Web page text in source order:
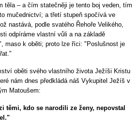
těla – a čím statečněji je tento boj veden, tím
mučednictví; a třetí stupeň spočívá ve
nastává, podle svatého Řehoře Velikého,
odpíráme vlastní vůli a na základě
maso k oběti; proto lze říci: "Poslušnost je
oběti svého vlastního života Ježíši Kristu
nám dnes předkládá náš Vykupitel Ježíš v
Matoušem:
těmi, kdo se narodili ze ženy, nepovstal